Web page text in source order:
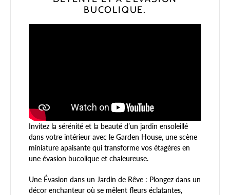
BUCOLIQUE.
Invitez la sérénité et la beauté d’un jardin ensoleillé
dans votre intérieur avec le Garden House, une scène
miniature apaisante qui transforme vos étagères en
une évasion bucolique et chaleureuse.
Une Évasion dans un Jardin de Rêve : Plongez dans un
décor enchanteur où se mêlent fleurs éclatantes,